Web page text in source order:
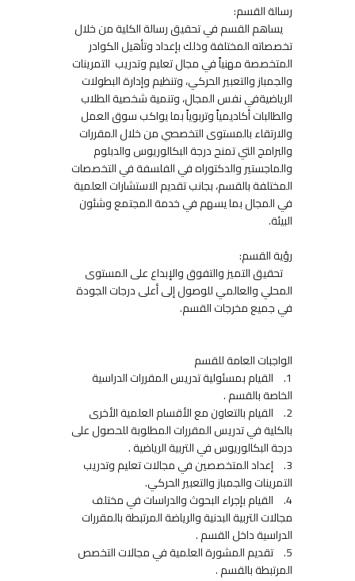
رسالة القسم:
يساهم القسم في تحقيق رسالة الكلية من خلال
تخصصاته المختلفة وذلك بإعداد وتأهيل الكوادر
المتخصصة مهنياً في مجال تعليم وتدريب التمرينات
والجمباز والتعبير الحركي، وتنظيم وإدارة البطولات
الرياضيةفي نفس المجال، وتنمية شخصية الطلاب
والطالبات أكاديمياً وتربوياً بما يواكب سوق العمل
والارتقاء بالمستوى التخصصي من خلال المقررات
والبرامج التي تمنح درجة البكالوريوس والدبلوم
والماجستير والدكتوراه في الفلسفة في التخصصات
المختلفة بالقسم، بجانب تقديم الاستشارات العلمية
في المجال بما يسهم في خدمة المجتمع وشئون
البيئة.
رؤية القسم:
تحقيق التميز والتفوق والإبداع على المستوى
المحلي والعالمي للوصول إلى أعلى درجات الجودة
في جميع مخرجات القسم.
الواجبات العامة للقسم
1.
القيام بمسئولية تدريس المقررات الدراسية
الخاصة بالقسم .
2.
القيام بالتعاون مع الأقسام العلمية الأخرى
بالكلية في تدريس المقررات المطلوبة للحصول على
درجة البكالوريوس في التربية الرياضية .
3.
إعداد المتخصصين في مجالات تعليم وتدريب
التمرينات والجمباز والتعبير الحركي.
4.
القيام بإجراء البحوث والدراسات في مختلف
مجالات التربية البدنية والرياضة المرتبطة بالمقررات
الدراسية داخل القسم .
5.
تقديم المشورة العلمية في مجالات التخصص
المرتبطة بالقسم .